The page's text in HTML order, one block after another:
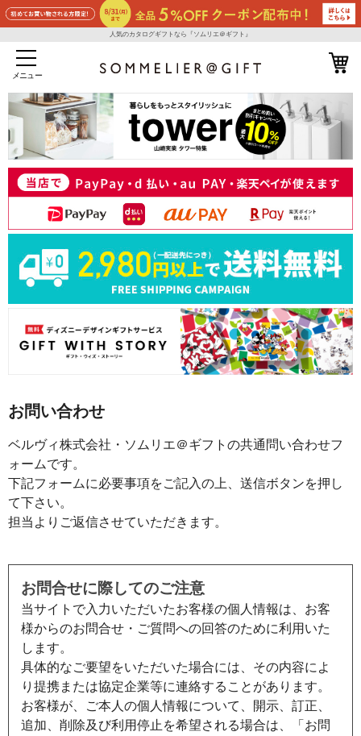
人気のカタログギフトなら『ソムリエ＠ギフト』
メニュー
お問い合わせ
ベルヴィ株式会社・ソムリエ＠ギフトの共通問い合わせフ
ォームです。
下記フォームに必要事項をご記入の上、送信ボタンを押し
て下さい。
担当よりご返信させていただきます。
お問合せに際してのご注意
当サイトで入力いただいたお客様の個人情報は、お客
様からのお問合せ・ご質問への回答のために利用いた
します。
具体的なご要望をいただいた場合には、その内容によ
り提携または協定企業等に連絡することがあります。
お客様が、ご本人の個人情報について、開示、訂正、
追加、削除及び利用停止を希望される場合は、「お問